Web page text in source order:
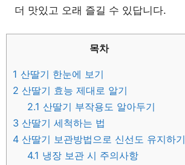
더 맛있고 오래 즐길 수 있답니다.
목차
1 산딸기 한눈에 보기
2 산딸기 효능 제대로 알기
2.1 산딸기 부작용도 알아두기
3 산딸기 세척하는 법
4 산딸기 보관방법으로 신선도 유지하기
4.1 냉장 보관 시 주의사항